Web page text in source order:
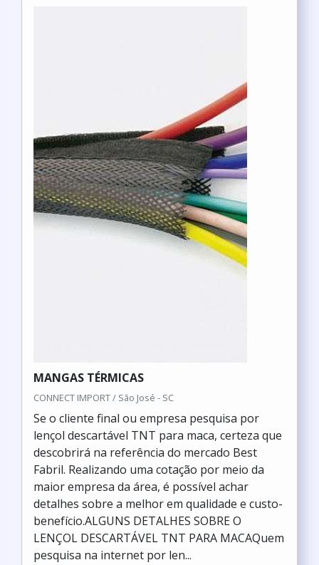
MANGAS TÉRMICAS
CONNECT IMPORT / São José - SC
Se o cliente final ou empresa pesquisa por
lençol descartável TNT para maca, certeza que
descobrirá na referência do mercado Best
Fabril. Realizando uma cotação por meio da
maior empresa da área, é possível achar
detalhes sobre a melhor em qualidade e custo-
benefício.ALGUNS DETALHES SOBRE O
LENÇOL DESCARTÁVEL TNT PARA MACAQuem
pesquisa na internet por len...